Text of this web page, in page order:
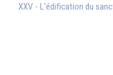
XXV - L'édification du